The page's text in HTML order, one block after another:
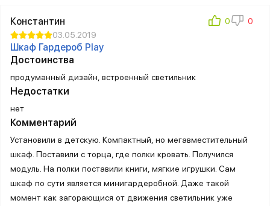
Константин
03.05.2019
Шкаф Гардероб Play
Достоинства
продуманный дизайн, встроенный светильник
Недостатки
нет
Комментарий
Установили в детскую. Компактный, но мегавместительный
шкаф. Поставили с торца, где полки кровать. Получился
модуль. На полки поставили книги, мягкие игрушки. Сам
шкаф по сути является минигардеробной. Даже такой
момент как загорающися от движения светильник уже